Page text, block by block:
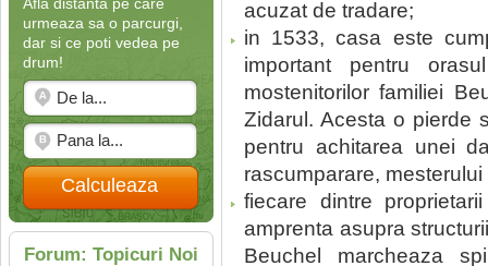
urmeaza sa o parcurgi,
dar si ce poti vedea pe
drum!
Calculeaza
Forum: Topicuri Noi
acuzat de tradare;
in 1533, casa este
important pentru
mostenitorilor familiei
Zidarul. Acesta o pierde
pentru achitarea unei
rascumparare,
fiecare dintre
amprenta asupra
Beuchel marcheaza